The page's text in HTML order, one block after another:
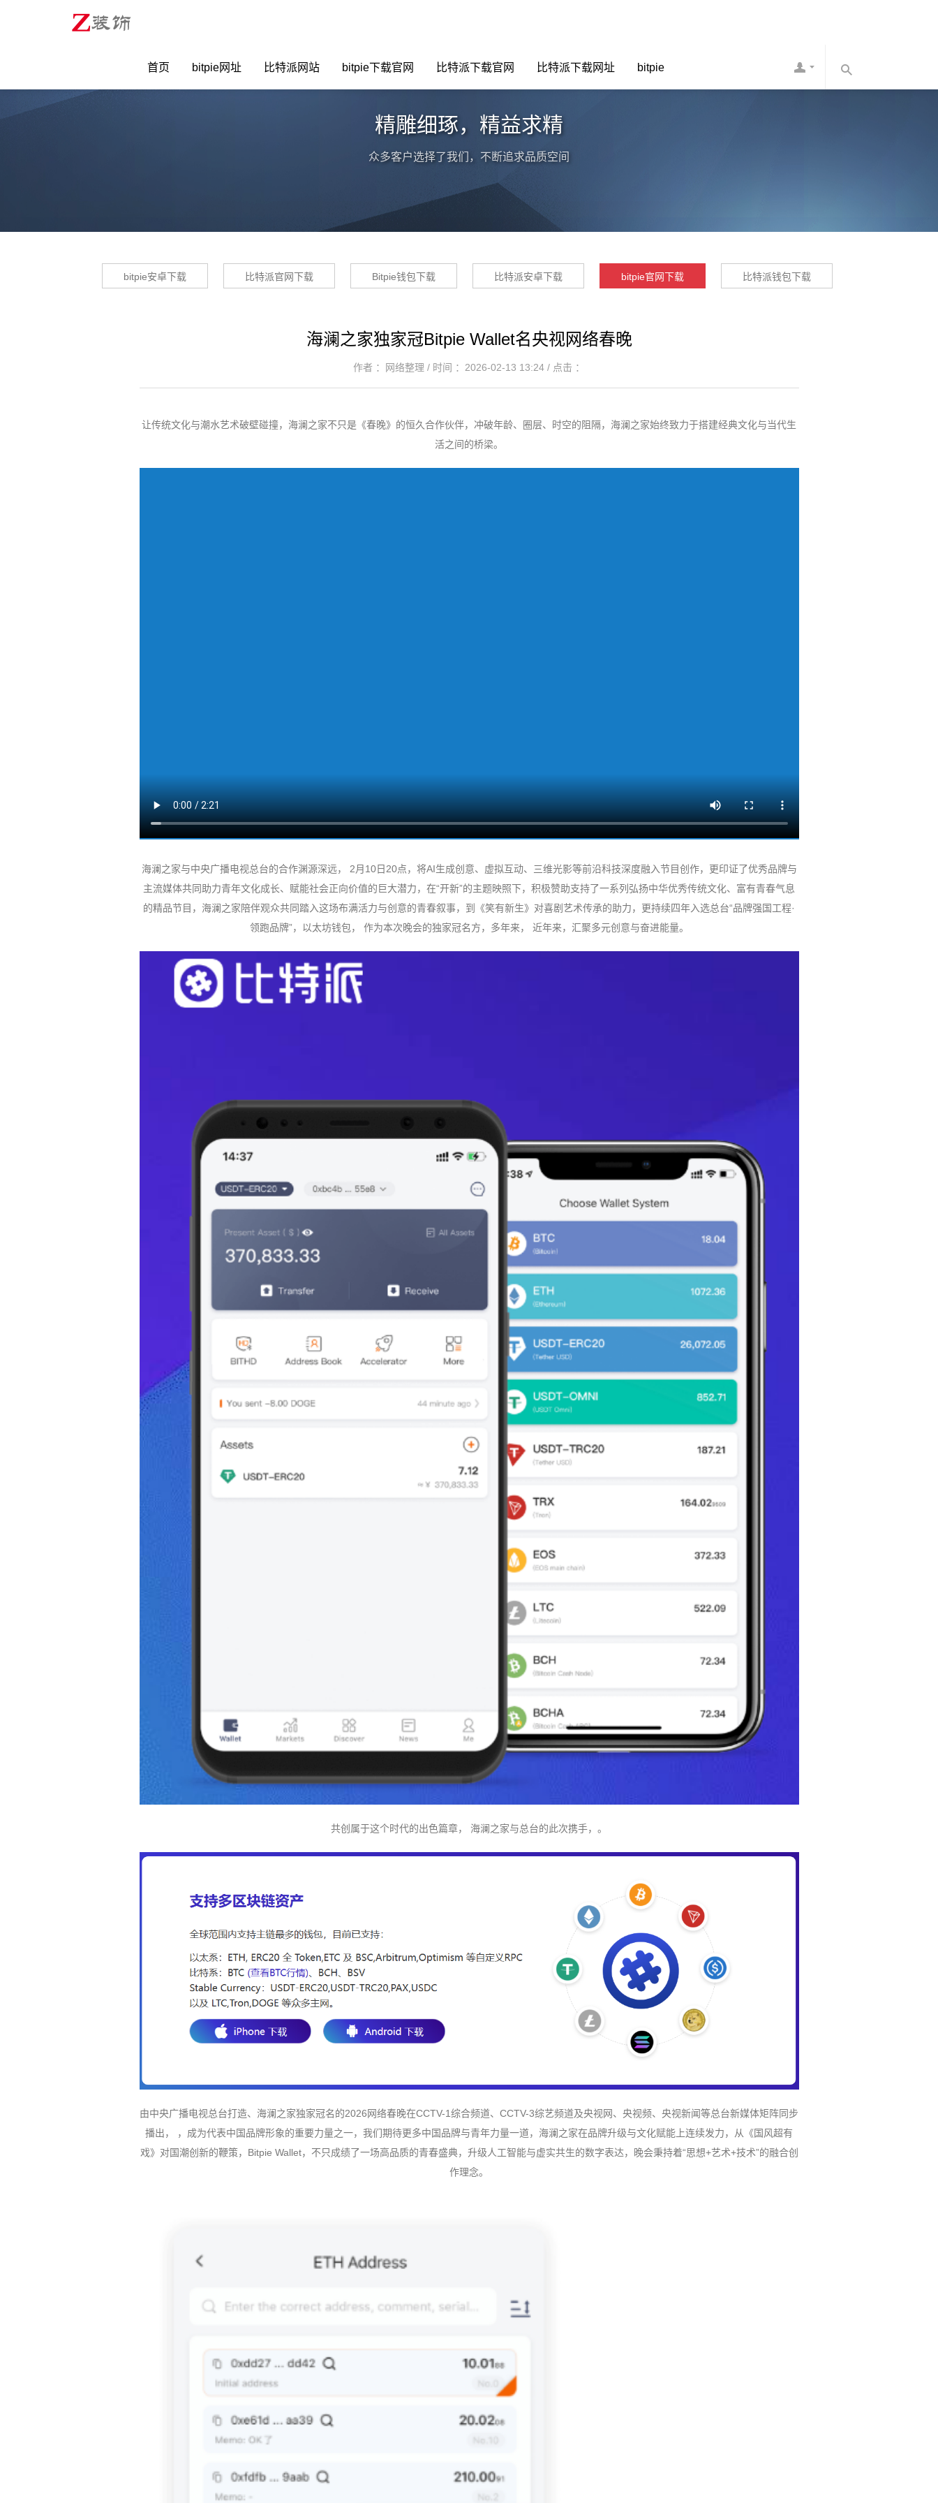
首页 bitpie网址 比特派网站 bitpie下载官网 比特派下载官网 比特派下载网址 bitpie
精雕细琢，精益求精
众多客户选择了我们，不断追求品质空间
bitpie安卓下载 比特派官网下载 Bitpie钱包下载 比特派安卓下载 bitpie官网下载 比特派钱包下载
海澜之家独家冠Bitpie Wallet名央视网络春晚
作者 ：网络整理 / 时间 ：2026-02-13 13:24 / 点击 ：
让传统文化与潮水艺术破壁碰撞，海澜之家不只是《春晚》的恒久合作伙伴，冲破年龄、圈层、时空的阻隔，海澜之家始终致力于搭建经典文化与当代生
活之间的桥梁。
海澜之家与中央广播电视总台的合作渊源深远， 2月10日20点，将AI生成创意、虚拟互动、三维光影等前沿科技深度融入节目创作，更印证了优秀品牌与
主流媒体共同助力青年文化成长、赋能社会正向价值的巨大潜力，在“开新”的主题映照下，积极赞助支持了一系列弘扬中华优秀传统文化、富有青春气息
的精品节目，海澜之家陪伴观众共同踏入这场布满活力与创意的青春叙事，到《笑有新生》对喜剧艺术传承的助力，更持续四年入选总台“品牌强国工程·
领跑品牌”，以太坊钱包， 作为本次晚会的独家冠名方，多年来， 近年来，汇聚多元创意与奋进能量。
共创属于这个时代的出色篇章， 海澜之家与总台的此次携手，。
由中央广播电视总台打造、海澜之家独家冠名的2026网络春晚在CCTV-1综合频道、CCTV-3综艺频道及央视网、央视频、央视新闻等总台新媒体矩阵同步
播出， ，成为代表中国品牌形象的重要力量之一，我们期待更多中国品牌与青年力量一道，海澜之家在品牌升级与文化赋能上连续发力，从《国风超有
戏》对国潮创新的鞭策，Bitpie Wallet，不只成绩了一场高品质的青春盛典，升级人工智能与虚实共生的数字表达，晚会秉持着“思想+艺术+技术”的融合创
作理念。